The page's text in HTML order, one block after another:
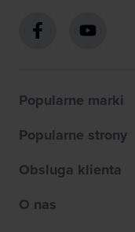
Popularne marki
Popularne strony
Obsluga klienta
O nas